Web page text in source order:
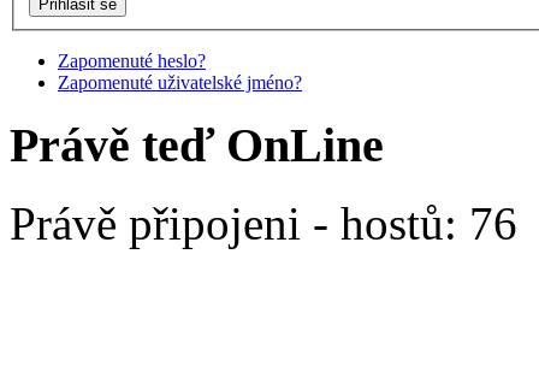
Zapomenuté heslo?
Zapomenuté uživatelské jméno?
Právě teď OnLine
Právě připojeni - hostů: 76